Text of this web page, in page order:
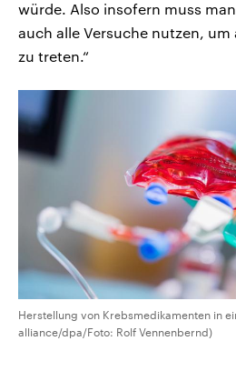
würde. Also insofern muss
auch alle Versuche nutzen, um
zu treten.“
Herstellung von Krebsmedikamenten in
alliance/dpa/Foto: Rolf Vennenbernd)